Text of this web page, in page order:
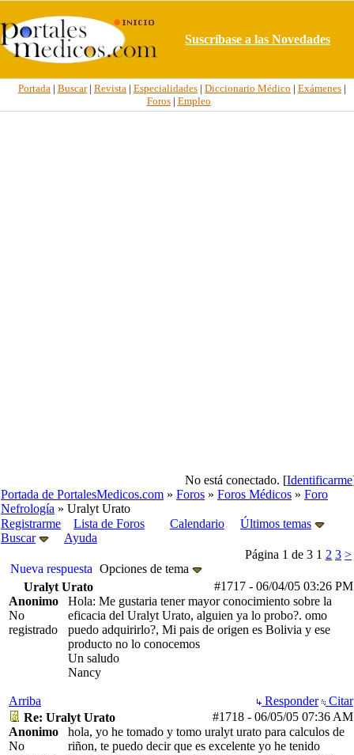
Suscríbase a las Novedades
Portada | Buscar| Revista | Especialidades | Diccionario Médico | Exámenes |
Foros| Empleo
No está conectado. [Identificarme
Portada de PortalesMedicos.com » Foros » Foros Médicos » Foro
Nefrología » Uralyt Urato
Registrarme
Lista de Foros Calendario
Últimos temas
Buscar
Ayuda
Página 1 de 3 1 2 3 >
Nueva respuesta Opciones de tema
#1717 - 06/04/05 03:26 PM
Uralyt Urato
Anonimo
No
registrado
Hola: Me gustaria tener mayor conocimiento sobre la
eficacia del Uralyt Urato, alguien ya lo probo?. omo
puedo adquirirlo?, Mi pais de origen es Bolivia y ese
producto no lo conocemos
Un saludo
Nancy
Arriba Responder
Citar
#1718 - 06/05/05 07:36 AM
Re: Uralyt Urato
Anonimo
No
hola, yo he tomado y tomo uralyt urato para calculos de
riñon, te puedo decir que es excelente yo he tenido